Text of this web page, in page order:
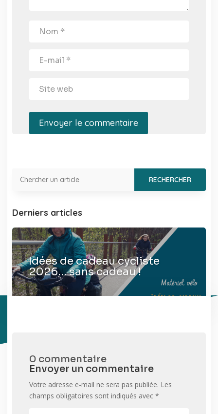
Envoyer le commentaire
Derniers articles
Idées de cadeau cycliste
2026… sans cadeau !
0 commentaire
Envoyer un commentaire
Votre adresse e-mail ne sera pas publiée. Les
champs obligatoires sont indiqués avec *